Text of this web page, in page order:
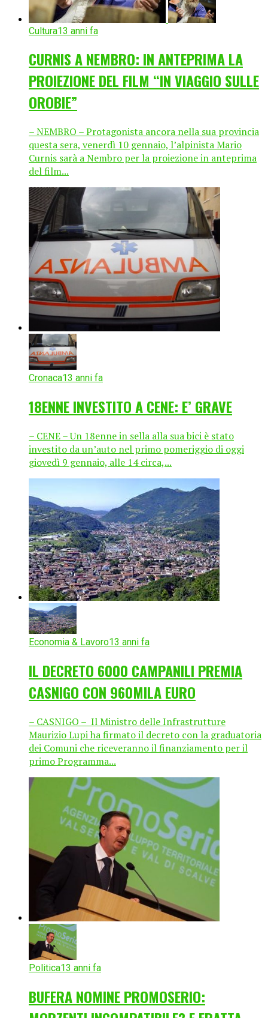
Cultura13 anni fa
CURNIS A NEMBRO: IN ANTEPRIMA LA
PROIEZIONE DEL FILM “IN VIAGGIO SULLE
OROBIE”
– NEMBRO – Protagonista ancora nella sua provincia
questa sera, venerdì 10 gennaio, l’alpinista Mario
Curnis sarà a Nembro per la proiezione in anteprima
del film...
Cronaca13 anni fa
18ENNE INVESTITO A CENE: E’ GRAVE
– CENE – Un 18enne in sella alla sua bici è stato
investito da un’auto nel primo pomeriggio di oggi
giovedì 9 gennaio, alle 14 circa,...
Economia & Lavoro13 anni fa
IL DECRETO 6000 CAMPANILI PREMIA
CASNIGO CON 960MILA EURO
– CASNIGO – Il Ministro delle Infrastrutture
Maurizio Lupi ha firmato il decreto con la graduatoria
dei Comuni che riceveranno il finanziamento per il
primo Programma...
Politica13 anni fa
BUFERA NOMINE PROMOSERIO: